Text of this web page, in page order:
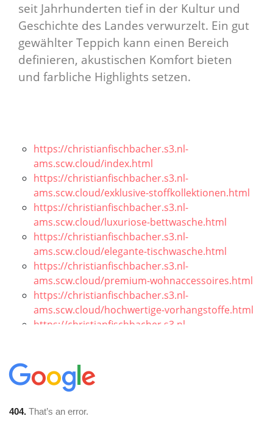
seit Jahrhunderten tief in der Kultur und
Geschichte des Landes verwurzelt. Ein gut
gewählter Teppich kann einen Bereich
definieren, akustischen Komfort bieten
und farbliche Highlights setzen.
https://christianfischbacher.s3.nl-
ams.scw.cloud/index.html
https://christianfischbacher.s3.nl-
ams.scw.cloud/exklusive-stoffkollektionen.html
https://christianfischbacher.s3.nl-
ams.scw.cloud/luxuriose-bettwasche.html
https://christianfischbacher.s3.nl-
ams.scw.cloud/elegante-tischwasche.html
https://christianfischbacher.s3.nl-
ams.scw.cloud/premium-wohnaccessoires.html
https://christianfischbacher.s3.nl-
ams.scw.cloud/hochwertige-vorhangstoffe.html
https://christianfischbacher.s3.nl-
ams.scw.cloud/luxuskissen-uberwurfe.html
https://christianfischbacher.s3.nl-
https://christianfischbacher.s3.nl-